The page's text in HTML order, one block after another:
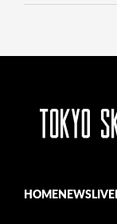
HOMENEWSLIVE